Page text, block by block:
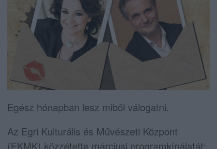
Egész hónapban lesz miből válogatni.
Az Egri Kulturális és Művészeti Központ
(EKMK) közzétette márciusi programkínálatát: